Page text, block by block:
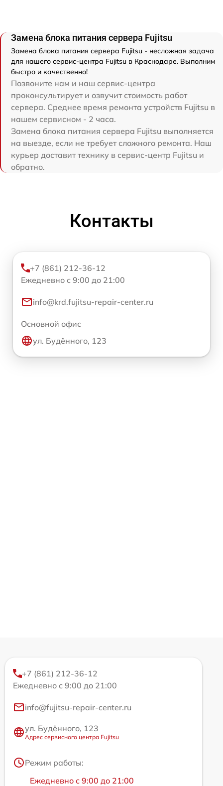
Замена блока питания сервера Fujitsu
Замена блока питания сервера Fujitsu - несложная задача
для нашего сервис-центра Fujitsu в Краснодаре. Выполним
быстро и качественно!
Позвоните нам и наш сервис-центра
проконсультирует и озвучит стоимость работ
сервера. Среднее время ремонта устройств Fujitsu в
нашем сервисном - 2 часа.
Замена блока питания сервера Fujitsu выполняется
на выезде, если не требует сложного ремонта. Наш
курьер доставит технику в сервис-центр Fujitsu и
обратно.
Контакты
+7 (861) 212-36-12
Ежедневно с 9:00 до 21:00
info@krd.fujitsu-repair-center.ru
Основной офис
ул. Будённого, 123
+7 (861) 212-36-12
Ежедневно с 9:00 до 21:00
info@fujitsu-repair-center.ru
ул. Будённого, 123
Адрес сервисного центра Fujitsu
Режим работы:
Ежедневно с 9:00 до 21:00